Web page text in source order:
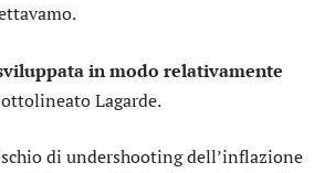
in modo relativamente
Lagarde.
di undershooting dell’inflazione